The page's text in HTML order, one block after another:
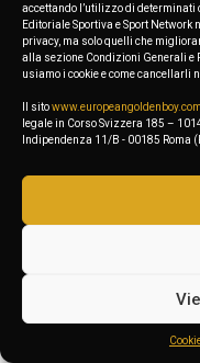
accettando l’utilizzo di determinati
Editoriale Sportiva e Sport
privacy, ma solo quelli che
alla sezione Condizioni Generali e
usiamo i cookie e come cancellarli
Il sitowww.europeangoldenboy.com
legale in Corso Svizzera 185 –
Indipendenza 11/B - 00185 Roma